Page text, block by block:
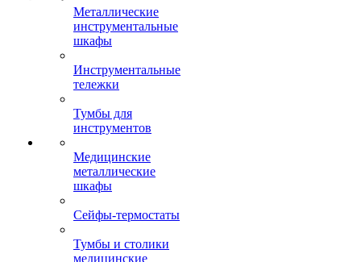
Металлические
инструментальные
шкафы
Инструментальные
тележки
Тумбы для
инструментов
Медицинские
металлические
шкафы
Сейфы-термостаты
Тумбы и столики
медицинские